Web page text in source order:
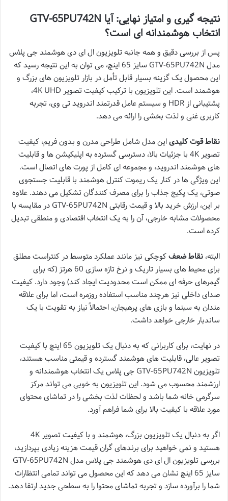
نتیجه گیری و امتیاز نهایی: آیا GTV-65PU742N
انتخاب هوشمندانه ای است؟
پس از بررسی دقیق و همه جانبه تلویزیون ال ای دی هوشمند جی پلاس
مدل GTV-65PU742N سایز 65 اینچ، می توان به این نتیجه رسید که
این محصول یک گزینه بسیار قابل تأمل در بازار تلویزیون های بزرگ و
هوشمند است. این تلویزیون با ترکیب کیفیت تصویر 4K UHD،
پشتیبانی از HDR و سیستم عامل قدرتمند اندروید تی وی، تجربه
کاربری غنی و لذت بخشی را ارائه می دهد.
نقاط قوت کلیدیاین مدل شامل طراحی مدرن و بدون فریم، کیفیت
تصویر 4K با جزئیات بالا، دسترسی گسترده به اپلیکیشن ها و قابلیت
های هوشمند اندروید، و مجموعه ای کامل از پورت های اتصال است.
این ویژگی ها در کنار یک ریموت کنترل هوشمند با قابلیت جستجوی
صوتی، یک پکیج جذاب را برای مصرف کنندگان تشکیل می دهند. علاوه
بر این، ارزش خرید بالا و قیمت رقابتی GTV-65PU742N در مقایسه با
محصولات مشابه خارجی، آن را به یک انتخاب اقتصادی و منطقی تبدیل
کرده است.
البته، نقاط ضعفکوچکی نیز مانند عملکرد متوسط در کنتراست مطلق
برای محیط های بسیار تاریک و نرخ تازه سازی 60 هرتز (که برای
گیمرهای حرفه ای ممکن است محدودیت ایجاد کند) وجود دارد. کیفیت
صدای داخلی نیز هرچند مناسب استفاده روزمره است، اما برای علاقه
مندان به سینما و بازی های پرهیجان، احتمالاً نیاز به تقویت با یک
ساندبار خارجی خواهد داشت.
در نهایت، برای کاربرانی که به دنبال یک تلویزیون 65 اینچ با کیفیت
تصویر عالی، قابلیت های هوشمند گسترده و قیمتی مناسب هستند،
تلویزیون GTV-65PU742N جی پلاس یک انتخاب هوشمندانه و
ارزشمند محسوب می شود. این تلویزیون به خوبی می تواند مرکز
سرگرمی خانه شما باشد و لحظات لذت بخشی را در تماشای محتوای
مورد علاقه با کیفیت بالا برای شما فراهم آورد.
اگر به دنبال یک تلویزیون بزرگ، هوشمند و با کیفیت تصویر 4K
هستید و نمی خواهید برای برندهای گران قیمت هزینه زیادی بپردازید،
بررسی تلویزیون ال ای دی هوشمند جی پلاس مدل GTV-65PU742N
سایز 65 اینچ نشان می دهد که این محصول می تواند تمامی انتظارات
شما را برآورده سازد و تجربه تماشای محتوا را به سطحی جدید ارتقا دهد.